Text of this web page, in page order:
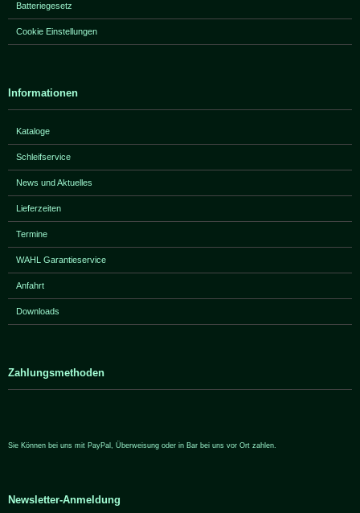
Batteriegesetz
Cookie Einstellungen
Informationen
Kataloge
Schleifservice
News und Aktuelles
Lieferzeiten
Termine
WAHL Garantieservice
Anfahrt
Downloads
Zahlungsmethoden
Sie Können bei uns mit PayPal, Überweisung oder in Bar bei uns vor Ort zahlen.
Newsletter-Anmeldung